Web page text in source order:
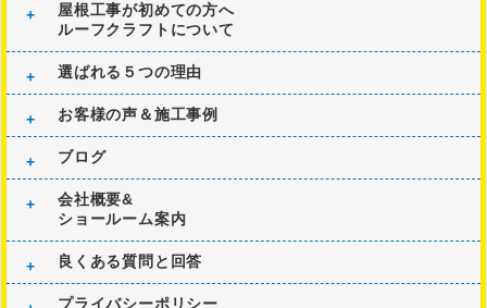
屋根工事が初めての方へ
ルーフクラフトについて
選ばれる５つの理由
お客様の声＆施工事例
ブログ
会社概要&
ショールーム案内
良くある質問と回答
プライバシーポリシー